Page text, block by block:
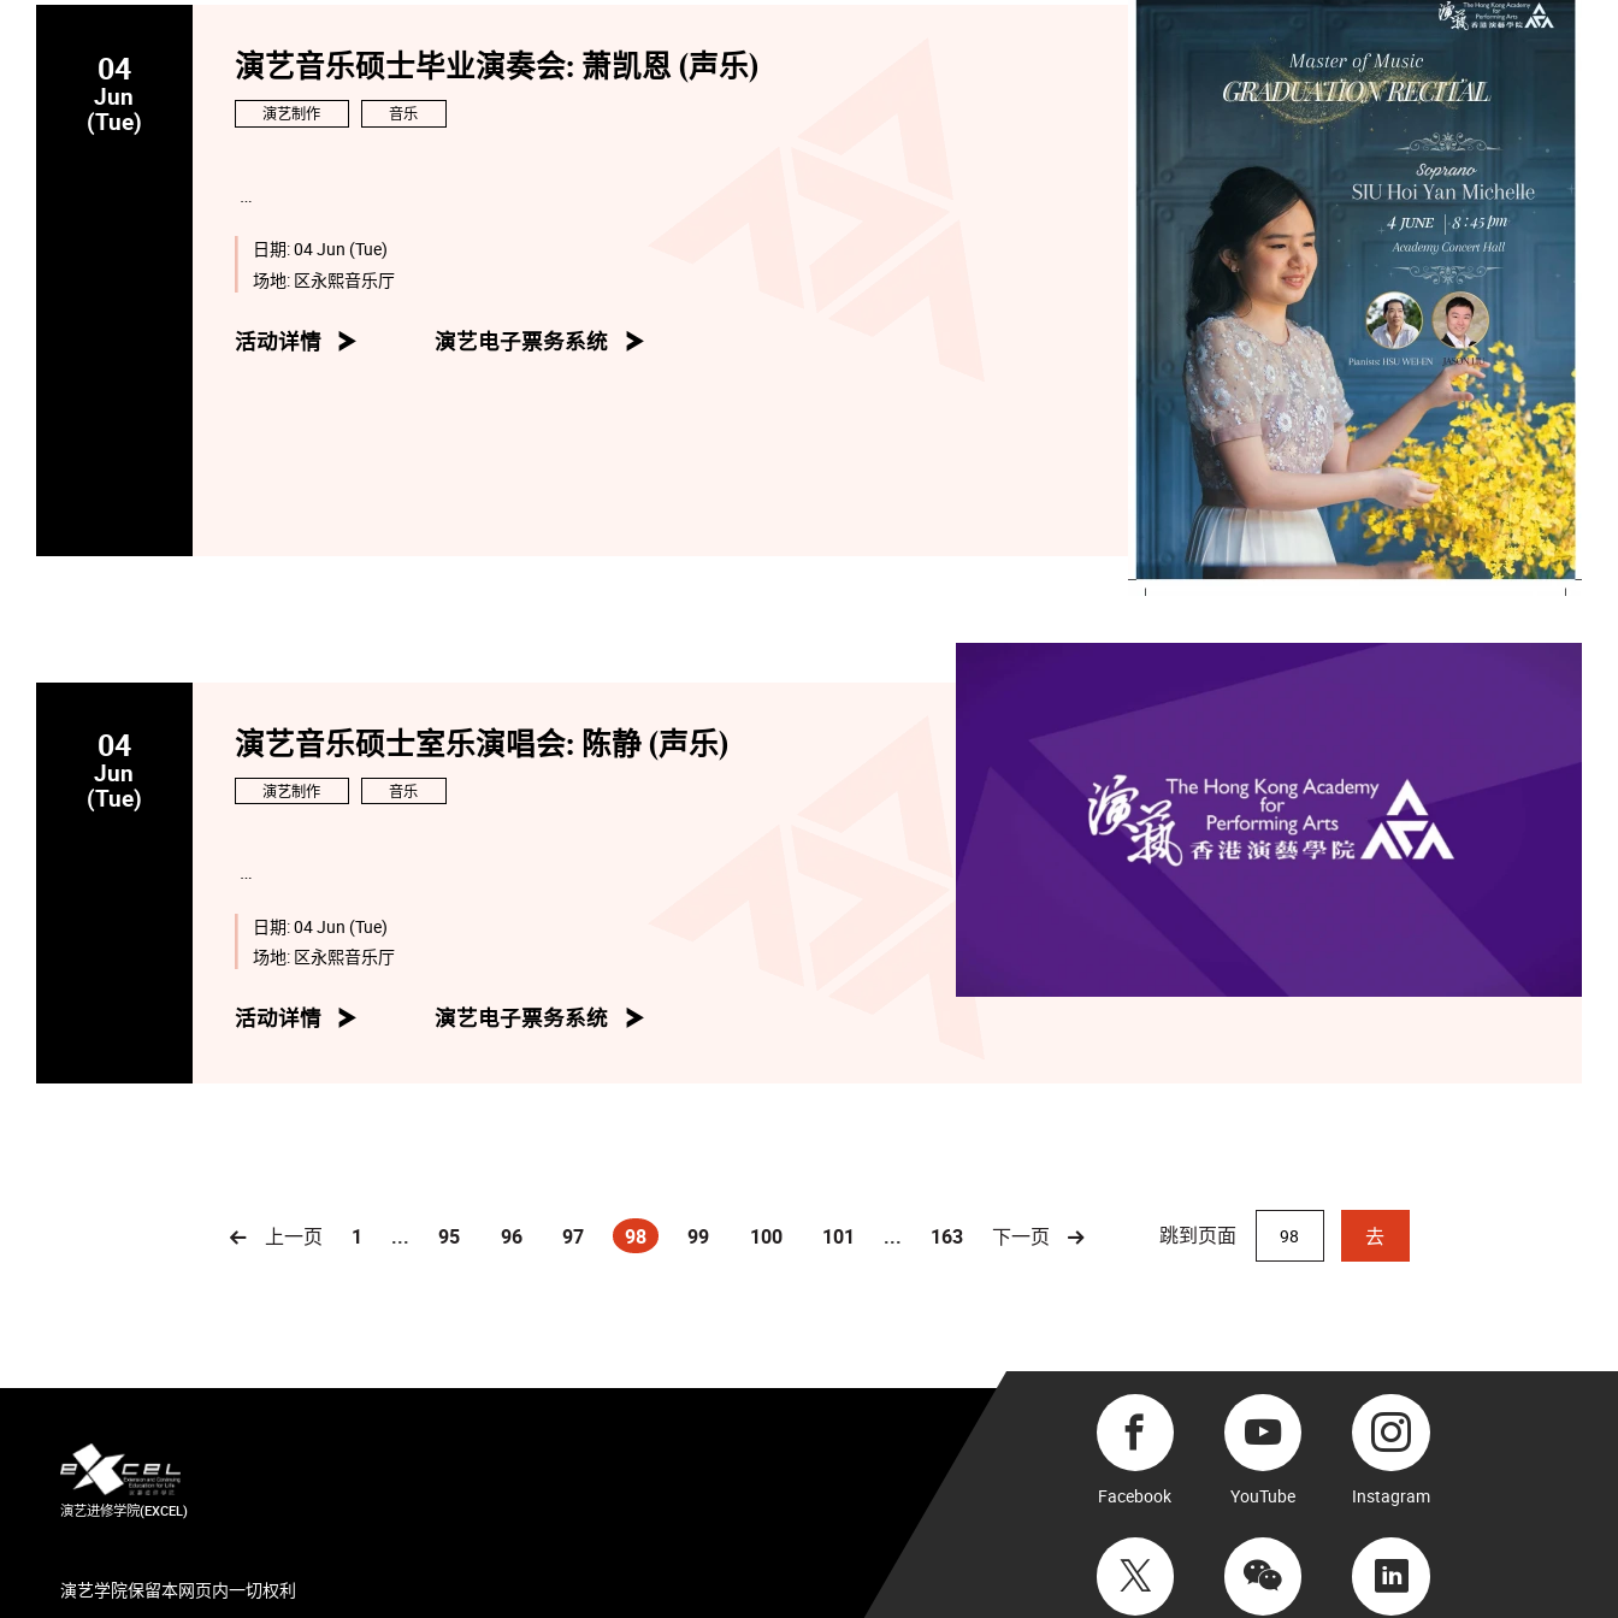
04
Jun
(Tue)
演艺音乐硕士毕业演奏会: 萧凯恩 (声乐)
演艺制作 音乐
日期:04 Jun (Tue)
场地: 区永熙音乐厅
活动详情 演艺电子票务系统
04
Jun
(Tue)
演艺音乐硕士室乐演唱会: 陈静 (声乐)
演艺制作 音乐
日期:04 Jun (Tue)
场地: 区永熙音乐厅
活动详情 演艺电子票务系统
上一页 1 ... 95 96 97 98
(current)
99 100 101 ... 163 下一页 跳到页面 去
演艺进修学院(EXCEL)
演艺学院保留本网页内一切权利
Facebook YouTube Instagram